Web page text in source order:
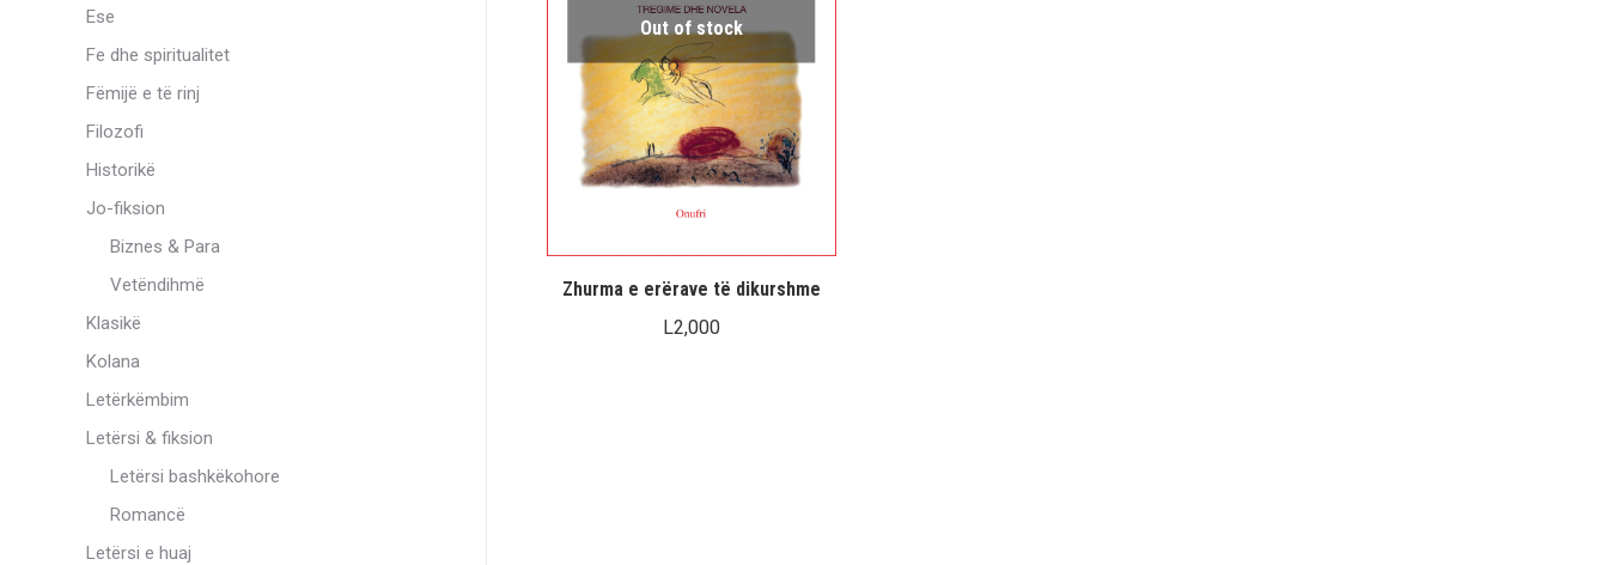
Out of stock
Zhurma e erërave të dikurshme
L2,000
Ese
Fe dhe spiritualitet
Fëmijë e të rinj
Filozofi
Historikë
Jo-fiksion
Biznes & Para
Vetëndihmë
Klasikë
Kolana
Letërkëmbim
Letërsi & fiksion
Letërsi bashkëkohore
Romancë
Letërsi e huaj